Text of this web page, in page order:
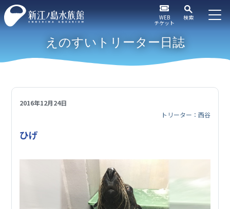
WEB
チケット
検索
えのすいトリーター日誌
2016年12月24日
トリーター：西谷
ひげ